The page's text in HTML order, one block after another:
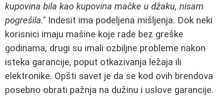
kupovina bila kao kupovina mačke u džaku, nisam
pogrešila." Indesit ima podeljena mišljenja. Dok neki
korisnici imaju mašine koje rade bez greške
godinama, drugi su imali ozbiljne probleme nakon
isteka garancije, poput otkazivanja ležaja ili
elektronike. Opšti savet je da se kod ovih brendova
posebno obrati pažnja na dužinu i uslove garancije.